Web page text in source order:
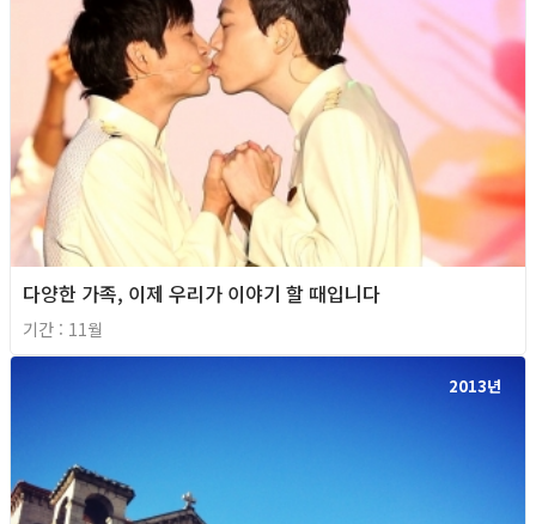
다양한 가족, 이제 우리가 이야기 할 때입니다
기간 : 11월
2013년